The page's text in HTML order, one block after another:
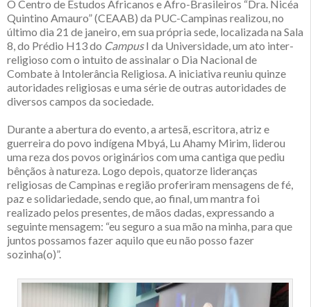
O Centro de Estudos Africanos e Afro-Brasileiros “Dra. Nicéa
Quintino Amauro” (CEAAB) da PUC-Campinas realizou, no
último dia 21 de janeiro, em sua própria sede, localizada na Sala
8, do Prédio H13 do CampusI da Universidade, um ato inter-
religioso com o intuito de assinalar o Dia Nacional de
Combate à Intolerância Religiosa. A iniciativa reuniu quinze
autoridades religiosas e uma série de outras autoridades de
diversos campos da sociedade.
Durante a abertura do evento, a artesã, escritora, atriz e
guerreira do povo indígena Mbyá, Lu Ahamy Mirim, liderou
uma reza dos povos originários com uma cantiga que pediu
bênçãos à natureza. Logo depois, quatorze lideranças
religiosas de Campinas e região proferiram mensagens de fé,
paz e solidariedade, sendo que, ao final, um mantra foi
realizado pelos presentes, de mãos dadas, expressando a
seguinte mensagem: “eu seguro a sua mão na minha, para que
juntos possamos fazer aquilo que eu não posso fazer
sozinha(o)”.